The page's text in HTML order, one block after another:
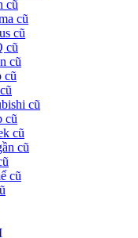
cũ
cũ
cũ
cũ
cũ
cũ
cũ
cũ
cũ
cũ
cũ